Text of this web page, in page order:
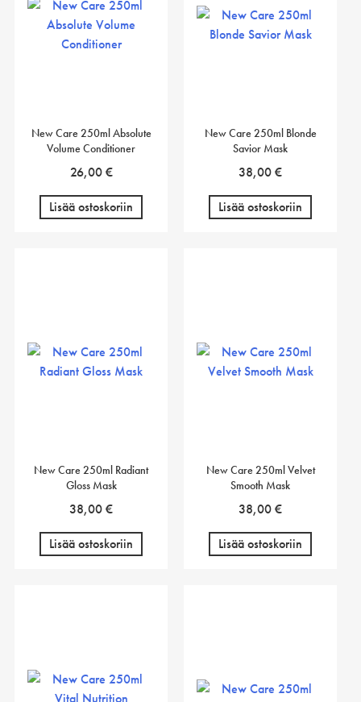
New Care 250ml Absolute
Volume Conditioner
26,00€
Lisää ostoskoriin
New Care 250ml Blonde
Savior Mask
38,00€
Lisää ostoskoriin
New Care 250ml Radiant
Gloss Mask
38,00€
Lisää ostoskoriin
New Care 250ml Velvet
Smooth Mask
38,00€
Lisää ostoskoriin